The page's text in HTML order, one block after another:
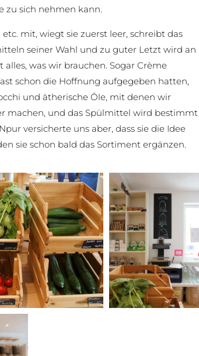
zu sich nehmen kann.
mit, wiegt sie zuerst leer, schreibt das
seiner Wahl und zu guter Letzt wird an
was wir brauchen. Sogar Crème
schon die Hoffnung aufgegeben hatten,
und ätherische Öle, mit denen wir
machen, und das Spülmittel wird bestimmt
versicherte uns aber, dass sie die Idee
sie schon bald das Sortiment ergänzen.